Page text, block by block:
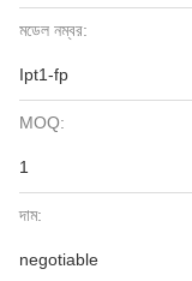
মডেল নম্বর:
Ipt1-fp
MOQ:
1
দাম:
negotiable